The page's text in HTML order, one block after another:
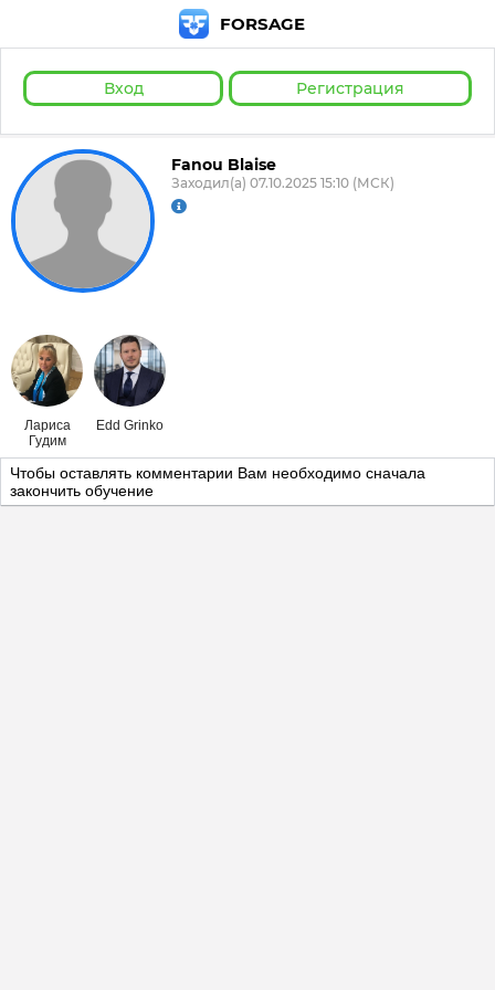
FORSAGE
Вход Регистрация
Fanou Blaise
Заходил(а) 07.10.2025 15:10 (МСК)
Лариса
Гудим
Edd Grinko
Чтобы оставлять комментарии Вам необходимо сначала
закончить обучение